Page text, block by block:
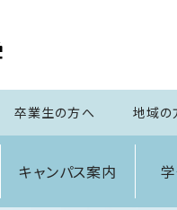
卒業生の方へ 地域の
キャンパス案内